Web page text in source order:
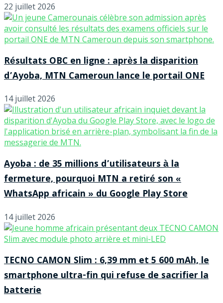
22 juillet 2026
Résultats OBC en ligne : après la disparition
d’Ayoba, MTN Cameroun lance le portail ONE
14 juillet 2026
Ayoba : de 35 millions d’utilisateurs à la
fermeture, pourquoi MTN a retiré son «
WhatsApp africain » du Google Play Store
14 juillet 2026
TECNO CAMON Slim : 6,39 mm et 5 600 mAh, le
smartphone ultra-fin qui refuse de sacrifier la
batterie